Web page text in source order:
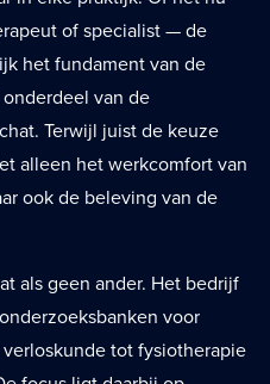
of specialist — de
het fundament van de
van de
Terwijl juist de keuze
alleen het werkcomfort van
ook de beleving van de
als geen ander. Het bedrijf
voor
tot fysiotherapie